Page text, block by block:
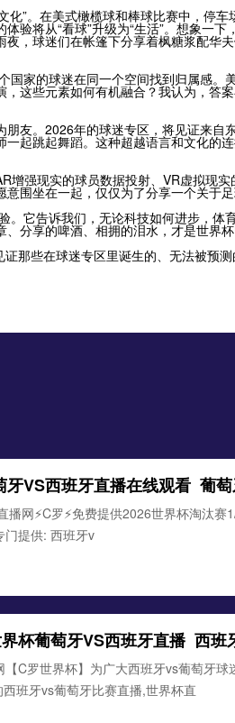
”。在美式橄榄球和棒球比赛中，停车
验将从“看球”升级为“生活”。想象一下
，球迷们在帐篷下分享着枫糖浆配华
家的球迷在同一个空间找到归属感。
这些元素如何有机融合？我认为，答
友。2026年的球迷专区，将见证来自
起跳起舞蹈。这种超越语言和文化的
强现实的球员数据投射、VR虚拟现实
围坐在一起，仅仅为了分享一个关于
它告诉我们，无论科技如何进步，体
分享的啤酒、相拥的泪水，才是世界杯
那些在球迷专区里诞生的、无法被预
网⚡️C罗⚡️免费提供2026世界杯淘汰赛
门提供: 西班牙v
【C罗世界杯】为广大西班牙vs葡萄牙球
班牙vs葡萄牙比赛直播,世界杯直